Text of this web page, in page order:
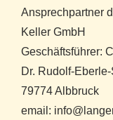
Ansprechpartner
Keller GmbH
Geschäftsführer:
Dr. Rudolf-Eberle-
79774 Albbruck
email: